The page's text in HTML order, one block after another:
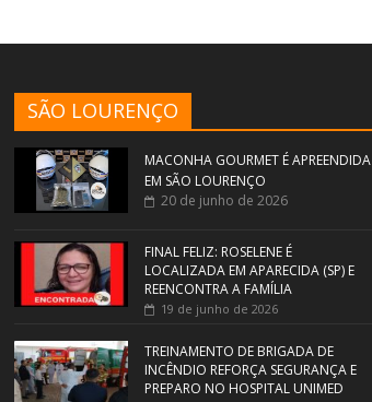
SÃO LOURENÇO
MACONHA GOURMET É APREENDIDA
EM SÃO LOURENÇO
20 de junho de 2026
FINAL FELIZ: ROSELENE É
LOCALIZADA EM APARECIDA (SP) E
REENCONTRA A FAMÍLIA
19 de junho de 2026
TREINAMENTO DE BRIGADA DE
INCÊNDIO REFORÇA SEGURANÇA E
PREPARO NO HOSPITAL UNIMED